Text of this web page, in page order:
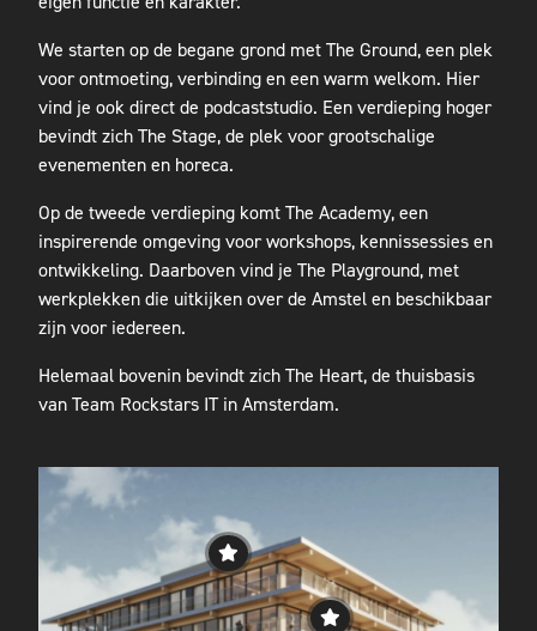
We starten op de begane grond met The Ground, een plek
voor ontmoeting, verbinding en een warm welkom. Hier
vind je ook direct de podcaststudio. Een verdieping hoger
bevindt zich The Stage, de plek voor grootschalige
evenementen en horeca.
Op de tweede verdieping komt The Academy, een
inspirerende omgeving voor workshops, kennissessies en
ontwikkeling. Daarboven vind je The Playground, met
werkplekken die uitkijken over de Amstel en beschikbaar
zijn voor iedereen.
Helemaal bovenin bevindt zich The Heart, de thuisbasis
van Team Rockstars IT in Amsterdam.